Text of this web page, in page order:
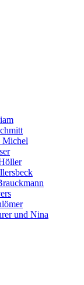
Michel
und Nina